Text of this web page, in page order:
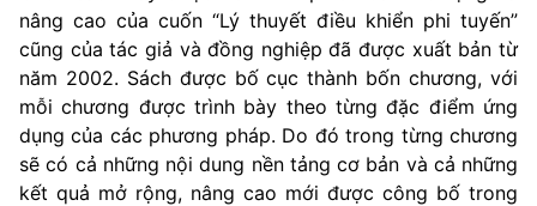
nâng cao của cuốn “Lý thuyết điều khiển phi tuyến”
cũng của tác giả và đồng nghiệp đã được xuất bản từ
năm 2002. Sách được bố cục thành bốn chương, với
mỗi chương được trình bày theo từng đặc điểm ứng
dụng của các phương pháp. Do đó trong từng chương
sẽ có cả những nội dung nền tảng cơ bản và cả những
kết quả mở rộng, nâng cao mới được công bố trong